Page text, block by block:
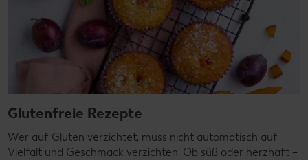
Glutenfreie Rezepte
Wer auf Gluten verzichtet, muss nicht automatisch auf
Vielfalt und Geschmack verzichten. Ob süß oder herzhaft –